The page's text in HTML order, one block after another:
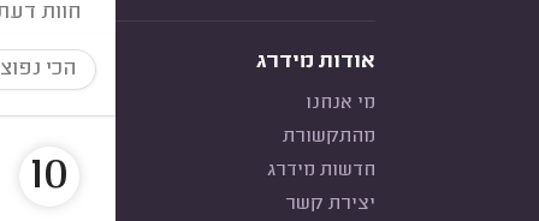
אודות מידרג
מי אנחנו
מהתקשורת
חדשות מידרג
יצירת קשר
חוות
הכי
10